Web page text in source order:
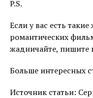
P.S.
Если у вас есть
романтических
жадничайте, пишите
Больше интересных
Источник статьи: